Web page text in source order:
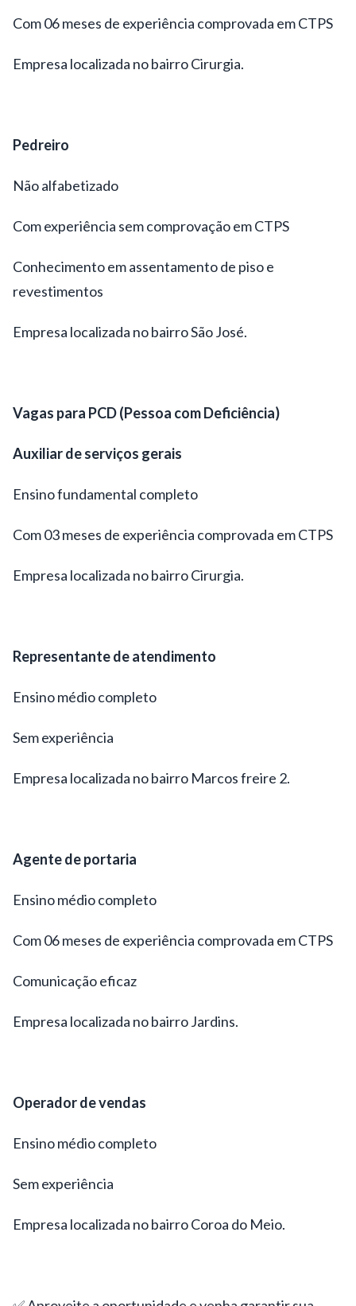
Com 06 meses de experiência comprovada em CTPS
Empresa localizada no bairro Cirurgia.
Pedreiro
Não alfabetizado
Com experiência sem comprovação em CTPS
Conhecimento em assentamento de piso e
revestimentos
Empresa localizada no bairro São José.
Vagas para PCD (Pessoa com Deficiência)
Auxiliar de serviços gerais
Ensino fundamental completo
Com 03 meses de experiência comprovada em CTPS
Empresa localizada no bairro Cirurgia.
Representante de atendimento
Ensino médio completo
Sem experiência
Empresa localizada no bairro Marcos freire 2.
Agente de portaria
Ensino médio completo
Com 06 meses de experiência comprovada em CTPS
Comunicação eficaz
Empresa localizada no bairro Jardins.
Operador de vendas
Ensino médio completo
Sem experiência
Empresa localizada no bairro Coroa do Meio.